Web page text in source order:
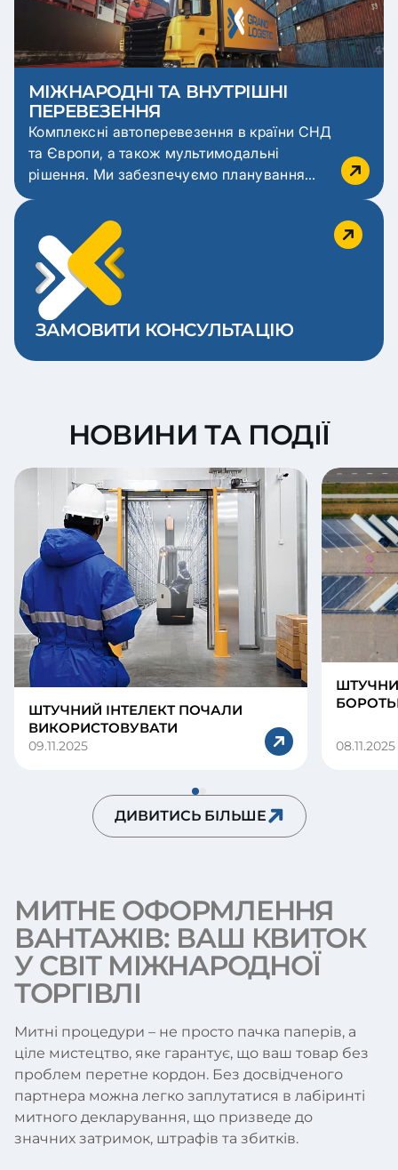
МІЖНАРОДНІ ТА ВНУТРІШНІ
ПЕРЕВЕЗЕННЯ
Комплексні автоперевезення в країни СНД
та Європи, а також мультимодальні
рішення. Ми забезпечуємо планування
маршруту, прозорі ціни, оптимальний підбір
транспорту та повний супровід документів.
Понад 30 автомобілів щодня працюють у
нашій мережі, а страхування, персональний
менеджер та контроль руху вантажів
гарантують надійність і безпеку.
ЗАМОВИТИ КОНСУЛЬТАЦІЮ
НОВИНИ ТА ПОДІЇ
ШТУЧНИЙ ІНТЕЛЕКТ ПОЧАЛИ
ВИКОРИСТОВУВАТИ
09.11.2025 08.11.2025
ДИВИТИСЬ БІЛЬШЕ
МИТНЕ ОФОРМЛЕННЯ
ВАНТАЖІВ: ВАШ КВИТОК
У СВІТ МІЖНАРОДНОЇ
ТОРГІВЛІ
Митні процедури – не просто пачка паперів, а
ціле мистецтво, яке гарантує, що ваш товар без
проблем перетне кордон. Без досвідченого
партнера можна легко заплутатися в лабіринті
митного декларування, що призведе до
значних затримок, штрафів та збитків.